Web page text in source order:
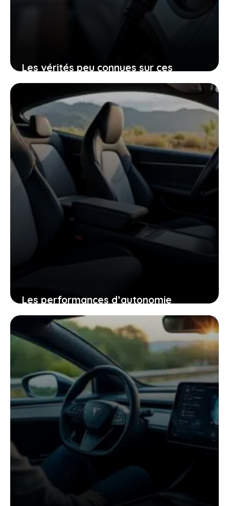
Les vérités peu connues sur ces
voitures électriques françaises
presque invendables sur le marché de
l’occasion
26 janvier 2026
Les performances d’autonomie
autoroutière du tesla model y qui vont
changer votre regard sur la voiture
électrique
25 janvier 2026